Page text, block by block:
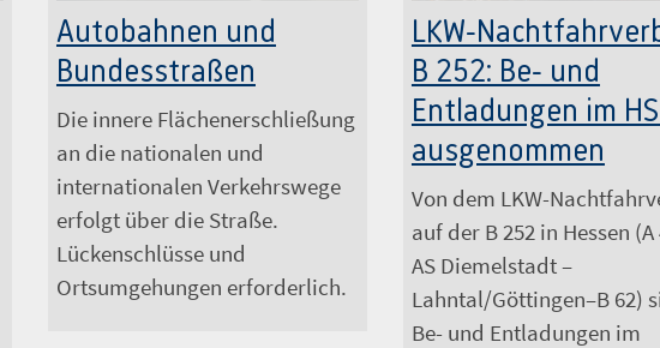
Autobahnen und
Bundesstraßen
Die innere Flächenerschließung
an die nationalen und
internationalen Verkehrswege
erfolgt über die Straße.
Lückenschlüsse und
Ortsumgehungen erforderlich.
LKW-
B 252: Be- und
Entladungen im
ausgenommen
Von dem LKW-
auf der B 252 in Hessen (A
AS Diemelstadt –
Lahntal/Göttingen–B 62)
Be- und Entladungen im